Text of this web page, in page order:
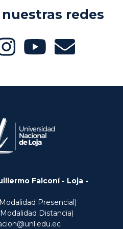
redes
Falconí - Loja -
Presencial)
Distancia)